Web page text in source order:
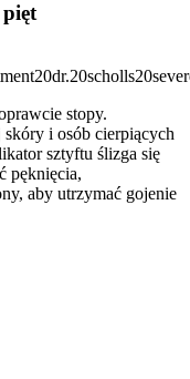
stopy.
i osób cierpiących
sztyftu ślizga się
pęknięcia,
aby utrzymać gojenie